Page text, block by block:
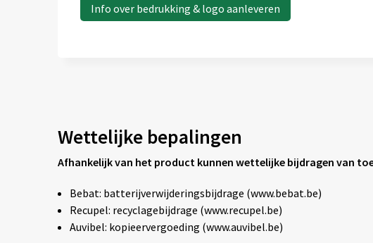
Info over bedrukking & logo aanleveren
Wettelijke bepalingen
Afhankelijk van het product kunnen wettelijke bijdragen van
Bebat: batterijverwijderingsbijdrage (www.bebat.be)
Recupel: recyclagebijdrage (www.recupel.be)
Auvibel: kopieervergoeding (www.auvibel.be)